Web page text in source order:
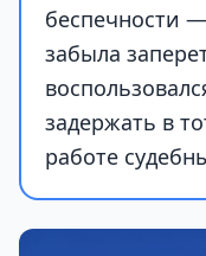
беспечности
забыла
задержать в
работе